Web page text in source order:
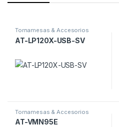
Tornamesas & Accesorios
AT-LP120X-USB-SV
Tornamesas & Accesorios
AT-VMN95E